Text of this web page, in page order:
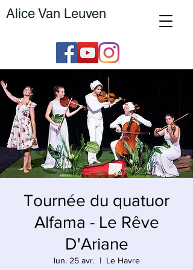
Alice Van Leuven
Tournée du quatuor
Alfama - Le Rêve
D'Ariane
lun. 25 avr.
  |
Le Havre